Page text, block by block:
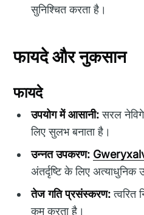
सुनिश्चित करता है।
फायदे और नुकसान
फायदे
उपयोग में आसानी:सरल
लिए सुलभ बनाता है।
उन्नत उपकरण:
अंतर्दृष्टि के लिए
तेज गति प्रसंस्करण:त्वरित
कम करता है।